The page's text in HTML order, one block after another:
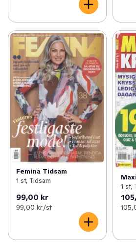
Femina Tidsam
1 st, Tidsam
99,00 kr
99,00 kr /st
1 st,